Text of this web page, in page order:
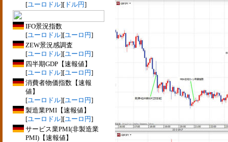
[ユーロドル][ ドル円]
IFO景況指数
[ユーロドル][ユーロ円]
ZEW景況感調査
[ユーロドル][ユーロ円]
四半期GDP【速報値】
[ユーロドル][ユーロ円]
消費者物価指数【速報
値】
[ユーロドル][ユーロ円]
製造業PMI【速報値】
[ユーロドル][ユーロ円]
サービス業PMI(非製造業
PMI)【速報値】